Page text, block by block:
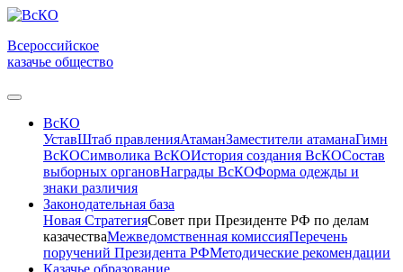
Всероссийское
казачье общество
ВсКО
УставШтаб правленияАтаманЗаместители атаманаГимн
ВсКОСимволика ВсКОИстория создания ВсКОСостав
выборных органовНаграды ВсКОФорма одежды и
знаки различия
Законодательная база
Новая СтратегияСовет при Президенте РФ по делам
казачестваМежведомственная комиссияПеречень
поручений Президента РФМетодические рекомендации
Казачье образование